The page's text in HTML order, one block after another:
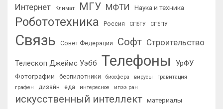
Интернет Климат МГУ МФТИ Наука и техника
Робототехника Россия СПбГУ СПбПУ
Связь Совет Федерации Софт Строительство
Телескоп Джеймс Уэбб Телефоны УрФУ
Фотографии беспилотники биосфера вирусы
гравитация
графен
дизайн еда интересное ипээ ран
искусственный интеллект материалы